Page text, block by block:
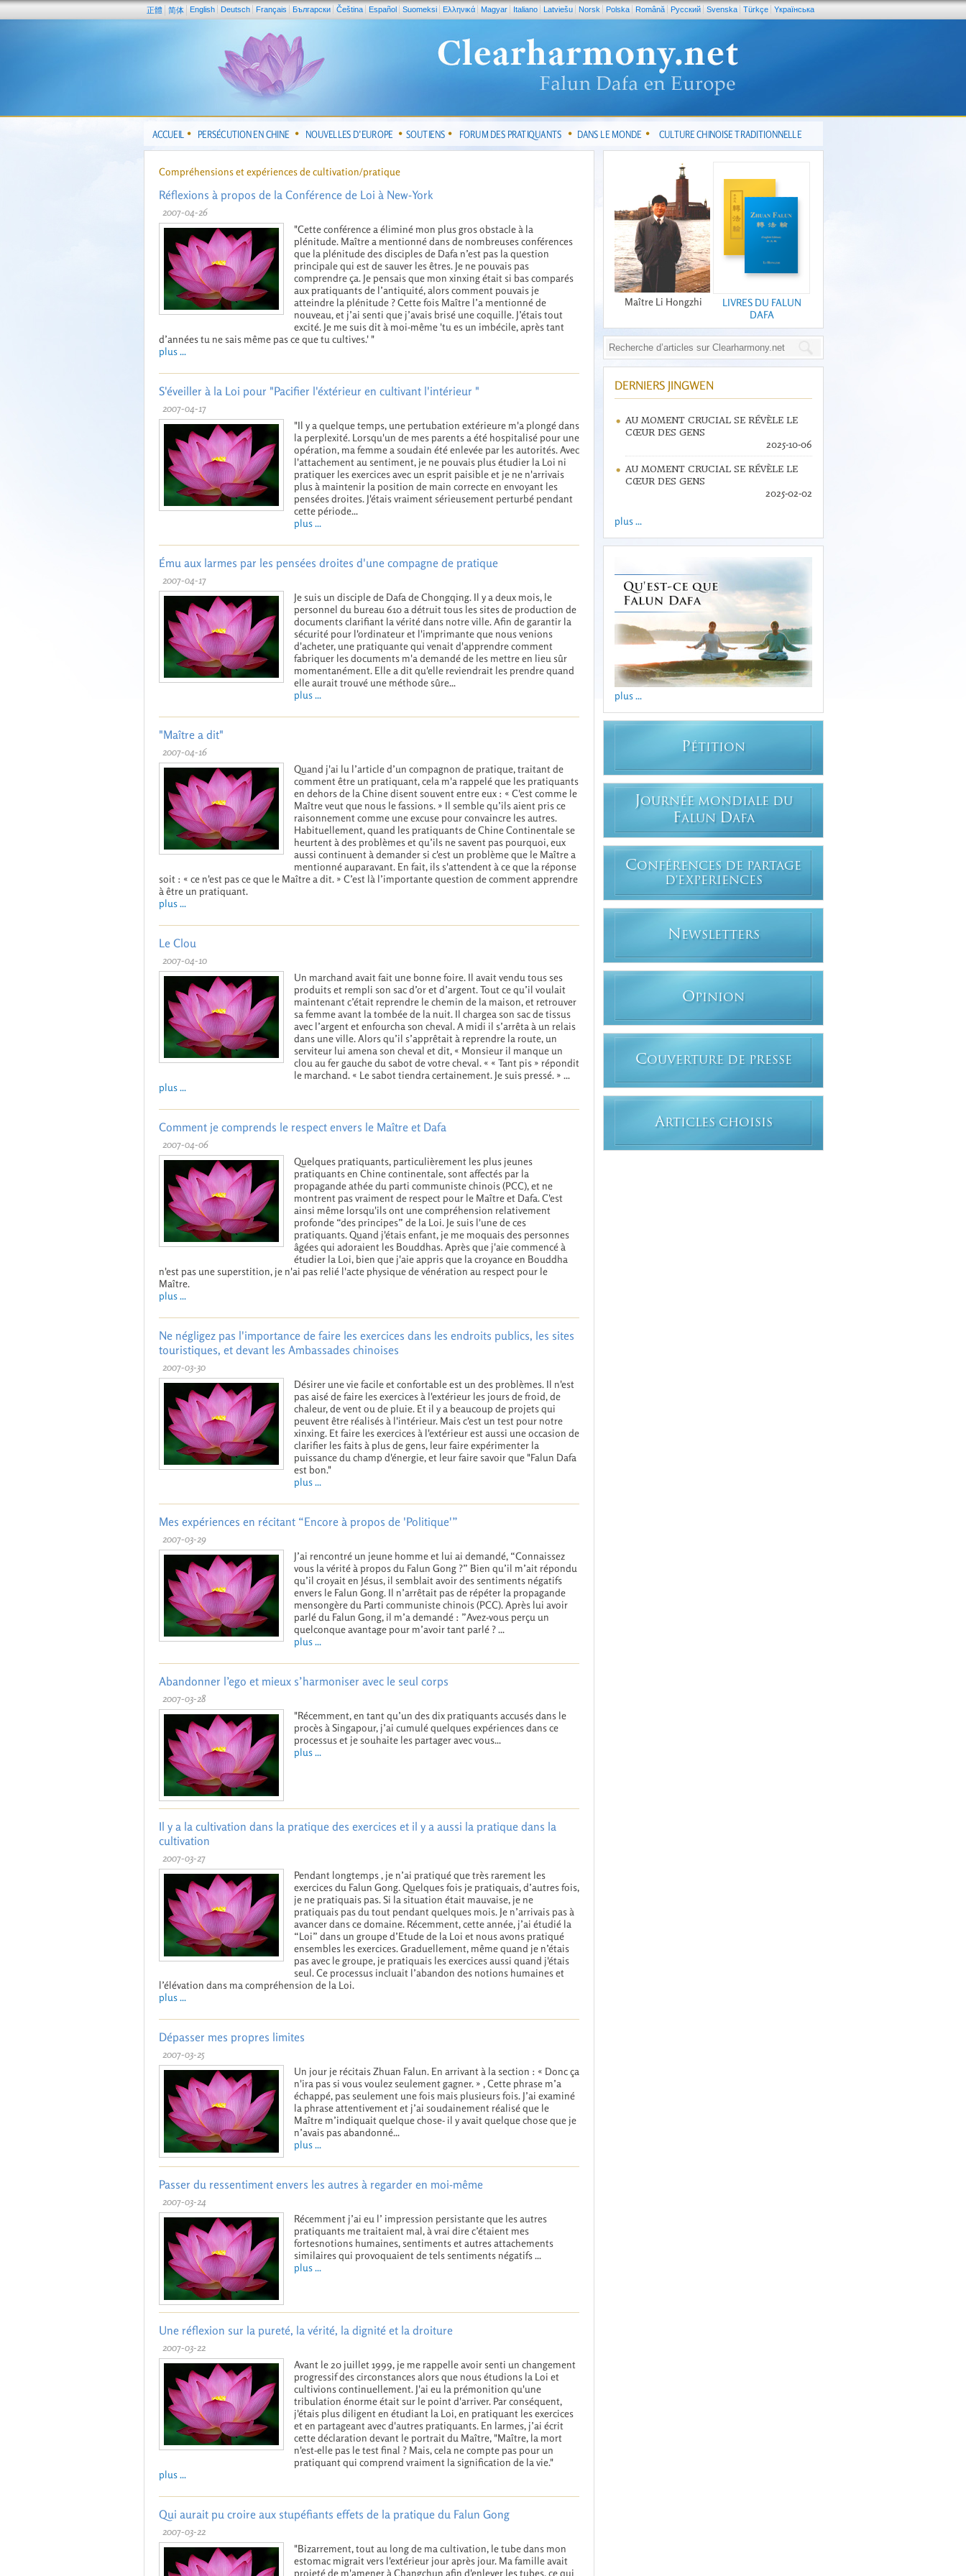
正體 简体 English Deutsch Français Български Čeština Español Suomeksi Ελληνικά Magyar Italiano Latviešu Norsk Polska Română Pусский Svenska Türkçe Yкраїнська
ACCUEIL PERSÉCUTION EN CHINE NOUVELLES D’EUROPE SOUTIENS FORUM DES PRATIQUANTS DANS LE MONDE CULTURE CHINOISE TRADITIONNELLE
Compréhensions et expériences de cultivation/pratique
Réflexions à propos de la Conférence de Loi à New-York
2007-04-26
"Cette conférence a éliminé mon plus gros obstacle à la
plénitude. Maître a mentionné dans de nombreuses conférences
que la plénitude des disciples de Dafa n’est pas la question
principale qui est de sauver les êtres. Je ne pouvais pas
comprendre ça. Je pensais que mon xinxing était si bas comparés
aux pratiquants de l’antiquité, alors comment pouvais je
atteindre la plénitude ? Cette fois Maître l’a mentionné de
nouveau, et j’ai senti que j’avais brisé une coquille. J’étais tout
excité. Je me suis dit à moi-même 'tu es un imbécile, après tant
d’années tu ne sais même pas ce que tu cultives.' "
plus ...
S'éveiller à la Loi pour "Pacifier l'éxtérieur en cultivant l'intérieur "
2007-04-17
"Il y a quelque temps, une pertubation extérieure m'a plongé dans
la perplexité. Lorsqu'un de mes parents a été hospitalisé pour une
opération, ma femme a soudain été enlevée par les autorités. Avec
l'attachement au sentiment, je ne pouvais plus étudier la Loi ni
pratiquer les exercices avec un esprit paisible et je ne n'arrivais
plus à maintenir la position de main correcte en envoyant les
pensées droites. J'étais vraiment sérieusement perturbé pendant
cette période...
plus ...
Ému aux larmes par les pensées droites d'une compagne de pratique
2007-04-17
Je suis un disciple de Dafa de Chongqing. Il y a deux mois, le
personnel du bureau 610 a détruit tous les sites de production de
documents clarifiant la vérité dans notre ville. Afin de garantir la
sécurité pour l'ordinateur et l'imprimante que nous venions
d'acheter, une pratiquante qui venait d'apprendre comment
fabriquer les documents m'a demandé de les mettre en lieu sûr
momentanément. Elle a dit qu'elle reviendrait les prendre quand
elle aurait trouvé une méthode sûre...
plus ...
"Maître a dit"
2007-04-16
Quand j'ai lu l’article d’un compagnon de pratique, traitant de
comment être un pratiquant, cela m'a rappelé que les pratiquants
en dehors de la Chine disent souvent entre eux : « C'est comme le
Maître veut que nous le fassions. » Il semble qu’ils aient pris ce
raisonnement comme une excuse pour convaincre les autres.
Habituellement, quand les pratiquants de Chine Continentale se
heurtent à des problèmes et qu’ils ne savent pas pourquoi, eux
aussi continuent à demander si c'est un problème que le Maître a
mentionné auparavant. En fait, ils s'attendent à ce que la réponse
soit : « ce n'est pas ce que le Maître a dit. » C’est là l’importante question de comment apprendre
à être un pratiquant.
plus ...
Le Clou
2007-04-10
Un marchand avait fait une bonne foire. Il avait vendu tous ses
produits et rempli son sac d’or et d’argent. Tout ce qu’il voulait
maintenant c’était reprendre le chemin de la maison, et retrouver
sa femme avant la tombée de la nuit. Il chargea son sac de tissus
avec l’argent et enfourcha son cheval. A midi il s’arrêta à un relais
dans une ville. Alors qu’il s’apprêtait à reprendre la route, un
serviteur lui amena son cheval et dit, « Monsieur il manque un
clou au fer gauche du sabot de votre cheval. « « Tant pis » répondit
le marchand. « Le sabot tiendra certainement. Je suis pressé. » ...
plus ...
Comment je comprends le respect envers le Maître et Dafa
2007-04-06
Quelques pratiquants, particulièrement les plus jeunes
pratiquants en Chine continentale, sont affectés par la
propagande athée du parti communiste chinois (PCC), et ne
montrent pas vraiment de respect pour le Maître et Dafa. C'est
ainsi même lorsqu'ils ont une compréhension relativement
profonde “des principes” de la Loi. Je suis l'une de ces
pratiquants. Quand j'étais enfant, je me moquais des personnes
âgées qui adoraient les Bouddhas. Après que j'aie commencé à
étudier la Loi, bien que j'aie appris que la croyance en Bouddha
n'est pas une superstition, je n'ai pas relié l'acte physique de vénération au respect pour le
Maître.
plus ...
Ne négligez pas l'importance de faire les exercices dans les endroits publics, les sites
touristiques, et devant les Ambassades chinoises
2007-03-30
Désirer une vie facile et confortable est un des problèmes. Il n'est
pas aisé de faire les exercices à l'extérieur les jours de froid, de
chaleur, de vent ou de pluie. Et il y a beaucoup de projets qui
peuvent être réalisés à l'intérieur. Mais c'est un test pour notre
xinxing. Et faire les exercices à l'extérieur est aussi une occasion de
clarifier les faits à plus de gens, leur faire expérimenter la
puissance du champ d'énergie, et leur faire savoir que "Falun Dafa
est bon."
plus ...
Mes expériences en récitant “Encore à propos de 'Politique'”
2007-03-29
J’ai rencontré un jeune homme et lui ai demandé, “Connaissez
vous la vérité à propos du Falun Gong ?” Bien qu’il m’ait répondu
qu’il croyait en Jésus, il semblait avoir des sentiments négatifs
envers le Falun Gong. Il n’arrêtait pas de répéter la propagande
mensongère du Parti communiste chinois (PCC). Après lui avoir
parlé du Falun Gong, il m’a demandé : ”Avez-vous perçu un
quelconque avantage pour m’avoir tant parlé ? ...
plus ...
Abandonner l’ego et mieux s’harmoniser avec le seul corps
2007-03-28
"Récemment, en tant qu’un des dix pratiquants accusés dans le
procès à Singapour, j’ai cumulé quelques expériences dans ce
processus et je souhaite les partager avec vous...
plus ...
Il y a la cultivation dans la pratique des exercices et il y a aussi la pratique dans la
cultivation
2007-03-27
Pendant longtemps , je n’ai pratiqué que très rarement les
exercices du Falun Gong. Quelques fois je pratiquais, d’autres fois,
je ne pratiquais pas. Si la situation était mauvaise, je ne
pratiquais pas du tout pendant quelques mois. Je n’arrivais pas à
avancer dans ce domaine. Récemment, cette année, j’ai étudié la
“Loi” dans un groupe d’Etude de la Loi et nous avons pratiqué
ensembles les exercices. Graduellement, même quand je n’étais
pas avec le groupe, je pratiquais les exercices aussi quand j'étais
seul. Ce processus incluait l’abandon des notions humaines et
l’élévation dans ma compréhension de la Loi.
plus ...
Dépasser mes propres limites
2007-03-25
Un jour je récitais Zhuan Falun. En arrivant à la section : « Donc ça
n'ira pas si vous voulez seulement gagner. » , Cette phrase m’a
échappé, pas seulement une fois mais plusieurs fois. J’ai examiné
la phrase attentivement et j’ai soudainement réalisé que le
Maître m’indiquait quelque chose- il y avait quelque chose que je
n’avais pas abandonné...
plus ...
Passer du ressentiment envers les autres à regarder en moi-même
2007-03-24
Récemment j’ai eu l’ impression persistante que les autres
pratiquants me traitaient mal, à vrai dire c’étaient mes
fortesnotions humaines, sentiments et autres attachements
similaires qui provoquaient de tels sentiments négatifs ...
plus ...
Une réflexion sur la pureté, la vérité, la dignité et la droiture
2007-03-22
Avant le 20 juillet 1999, je me rappelle avoir senti un changement
progressif des circonstances alors que nous étudions la Loi et
cultivions continuellement. J'ai eu la prémonition qu'une
tribulation énorme était sur le point d'arriver. Par conséquent,
j'étais plus diligent en étudiant la Loi, en pratiquant les exercices
et en partageant avec d'autres pratiquants. En larmes, j’ai écrit
cette déclaration devant le portrait du Maître, "Maître, la mort
n'est-elle pas le test final ? Mais, cela ne compte pas pour un
pratiquant qui comprend vraiment la signification de la vie."
plus ...
Qui aurait pu croire aux stupéfiants effets de la pratique du Falun Gong
2007-03-22
"Bizarrement, tout au long de ma cultivation, le tube dans mon
estomac migrait vers l'extérieur jour après jour. Ma famille avait
projeté de m'amener à Changchun afin d'enlever les tubes, ce qui
Maître Li Hongzhi
LIVRES DU FALUN
DAFA
DERNIERS JINGWEN
AU MOMENT CRUCIAL SE RÉVÈLE LE
CŒUR DES GENS
2025-10-06
AU MOMENT CRUCIAL SE RÉVÈLE LE
CŒUR DES GENS
2025-02-02
plus ...
plus ...
PÉTITION
JOURNÉE MONDIALE DU
FALUN DAFA
CONFÉRENCES DE PARTAGE
D'EXPERIENCES
N EWSLETTERS
OPINION
COUVERTURE DE PRESSE
ARTICLES CHOISIS